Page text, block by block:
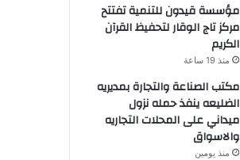
مؤسسة قيدون للتنمية تفتتح
مركز تاج الوقار لتحفيظ القرآن
الكريم
منذ 19 ساعة
مكتب الصناعة والتجارة بمديريه
الضليعه ينفذ حمله نزول
ميداني على المحلات التجاريه
والاسواق
منذ يومين